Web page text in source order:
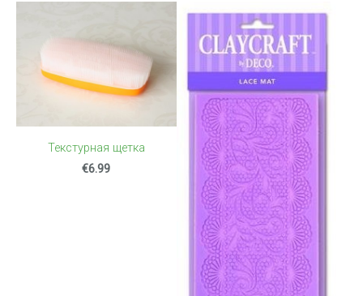
Текстурная щетка
€6.99